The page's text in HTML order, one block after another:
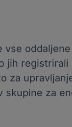
vse
jih
za
skupine za